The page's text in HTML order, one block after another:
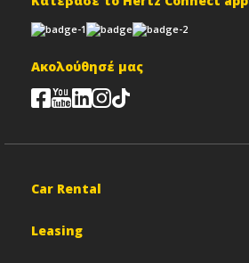
Ακολούθησέ μας
Car Rental
Leasing